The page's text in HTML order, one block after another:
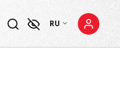
RU